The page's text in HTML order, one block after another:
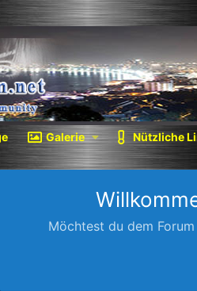
Galerie Nützliche
Möchtest du dem